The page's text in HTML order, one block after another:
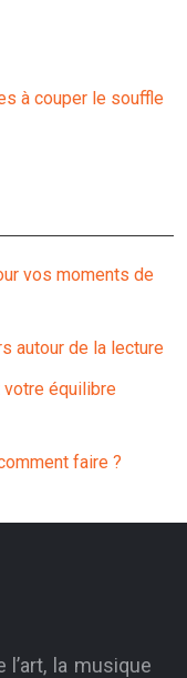
à couper le souffle
vos moments de
autour de la lecture
équilibre
faire ?
l’art, la musique